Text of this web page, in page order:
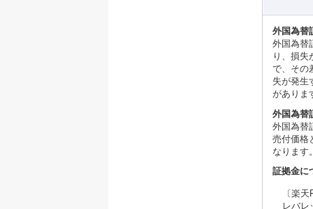
外国為替
外国為替
り、損失
で、その
失が発生
がありま
外国為替
外国為替
売付価格
なります
証拠金に
〔楽
レバレ